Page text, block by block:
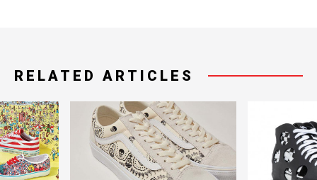
RELATED ARTICLES